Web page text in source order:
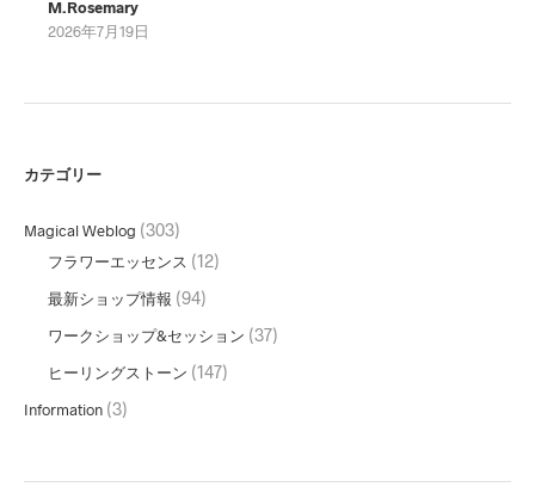
M.Rosemary
2026年7月19日
カテゴリー
Magical Weblog (303)
フラワーエッセンス (12)
最新ショップ情報 (94)
ワークショップ&セッション (37)
ヒーリングストーン (147)
Information (3)